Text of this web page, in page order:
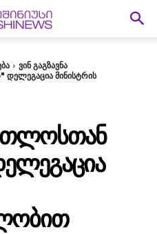
ვინ გაგზავნა
დელეგაცია მინისტრის